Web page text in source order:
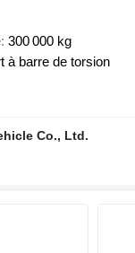
300 000 kg
à barre de torsion
Co., Ltd.